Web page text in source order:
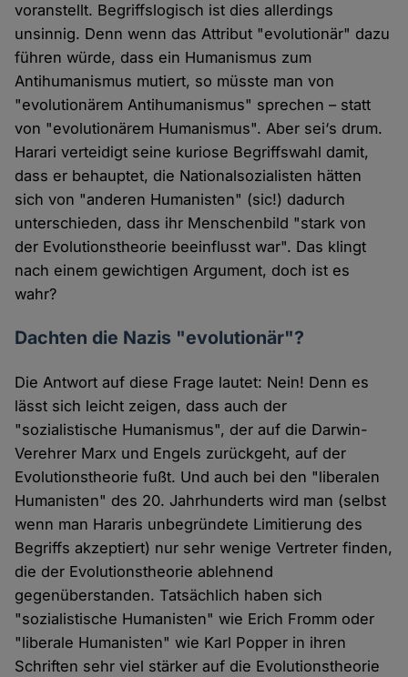
voranstellt. Begriffslogisch ist dies allerdings
unsinnig. Denn wenn das Attribut "evolutionär" dazu
führen würde, dass ein Humanismus zum
Antihumanismus mutiert, so müsste man von
"evolutionärem Antihumanismus" sprechen – statt
von "evolutionärem Humanismus". Aber sei‘s drum.
Harari verteidigt seine kuriose Begriffswahl damit,
dass er behauptet, die Nationalsozialisten hätten
sich von "anderen Humanisten" (sic!) dadurch
unterschieden, dass ihr Menschenbild "stark von
der Evolutionstheorie beeinflusst war". Das klingt
nach einem gewichtigen Argument, doch ist es
wahr?
Dachten die Nazis "evolutionär"?
Die Antwort auf diese Frage lautet: Nein! Denn es
lässt sich leicht zeigen, dass auch der
"sozialistische Humanismus", der auf die Darwin-
Verehrer Marx und Engels zurückgeht, auf der
Evolutionstheorie fußt. Und auch bei den "liberalen
Humanisten" des 20. Jahrhunderts wird man (selbst
wenn man Hararis unbegründete Limitierung des
Begriffs akzeptiert) nur sehr wenige Vertreter finden,
die der Evolutionstheorie ablehnend
gegenüberstanden. Tatsächlich haben sich
"sozialistische Humanisten" wie Erich Fromm oder
"liberale Humanisten" wie Karl Popper in ihren
Schriften sehr viel stärker auf die Evolutionstheorie